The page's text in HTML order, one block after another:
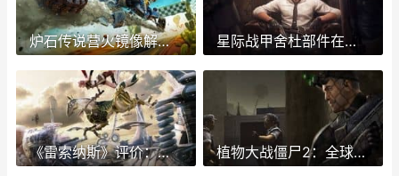
炉石传说营火镜像解密策略：揭开游戏中的神奇面纱 炉石营地 星际战甲舍杜部件在哪里刷 星际战甲舍杜部件难刷吗
《雷索纳斯》评价：铁路模拟器 雷索剧情 植物大战僵尸2：全球挑战大赛 植物大战僵尸2024